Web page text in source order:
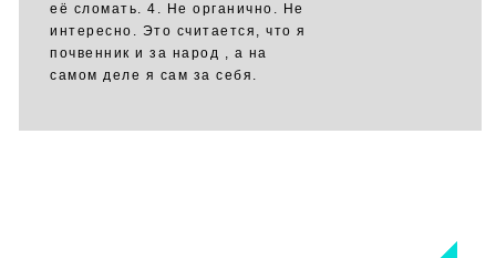
её сломать. 4. Не органично. Не
интересно. Это считается, что я
почвенник и за народ , а на
самом деле я сам за себя.